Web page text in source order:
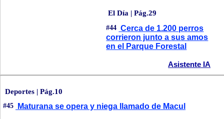
El Día | Pág.29
#44 Cerca de 1.200 perros
corrieron junto a sus amos
en el Parque Forestal
Asistente IA
Deportes | Pág.10
#45 Maturana se opera y niega llamado de Macul